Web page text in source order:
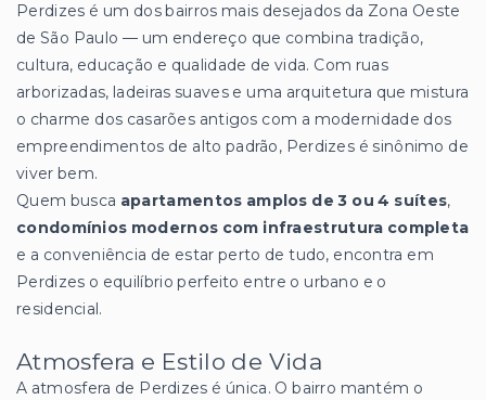
Perdizes é um dos bairros mais desejados da Zona Oeste
de São Paulo — um endereço que combina tradição,
cultura, educação e qualidade de vida. Com ruas
arborizadas, ladeiras suaves e uma arquitetura que mistura
o charme dos casarões antigos com a modernidade dos
empreendimentos de alto padrão, Perdizes é sinônimo de
viver bem.
Quem busca apartamentos amplos de 3 ou 4 suítes,
condomínios modernos com infraestrutura completa
e a conveniência de estar perto de tudo, encontra em
Perdizes o equilíbrio perfeito entre o urbano e o
residencial.
Atmosfera e Estilo de Vida
A atmosfera de Perdizes é única. O bairro mantém o